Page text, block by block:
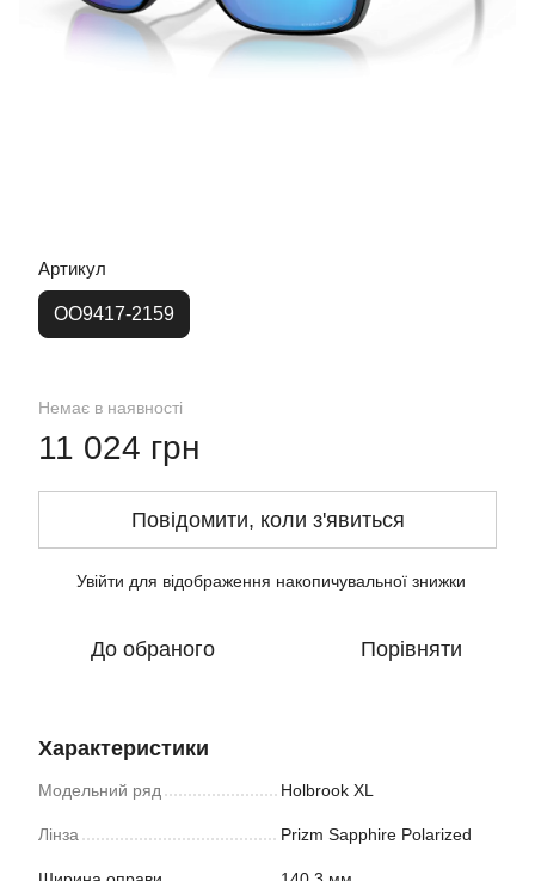
Артикул
OO9417-2159
Немає в наявності
11 024 грн
Повідомити, коли з'явиться
Увійти для відображення накопичувальної знижки
До обраного Порівняти
Характеристики
Модельний ряд Holbrook XL
Лінза Prizm Sapphire Polarized